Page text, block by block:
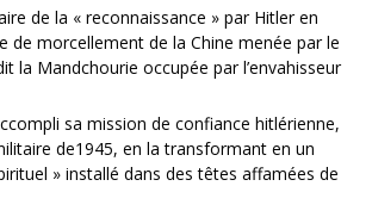
de la « reconnaissance » par Hitler en
de morcellement de la Chine menée par le
la Mandchourie occupée par l’envahisseur
sa mission de confiance hitlérienne,
de1945, en la transformant en un
» installé dans des têtes affamées de